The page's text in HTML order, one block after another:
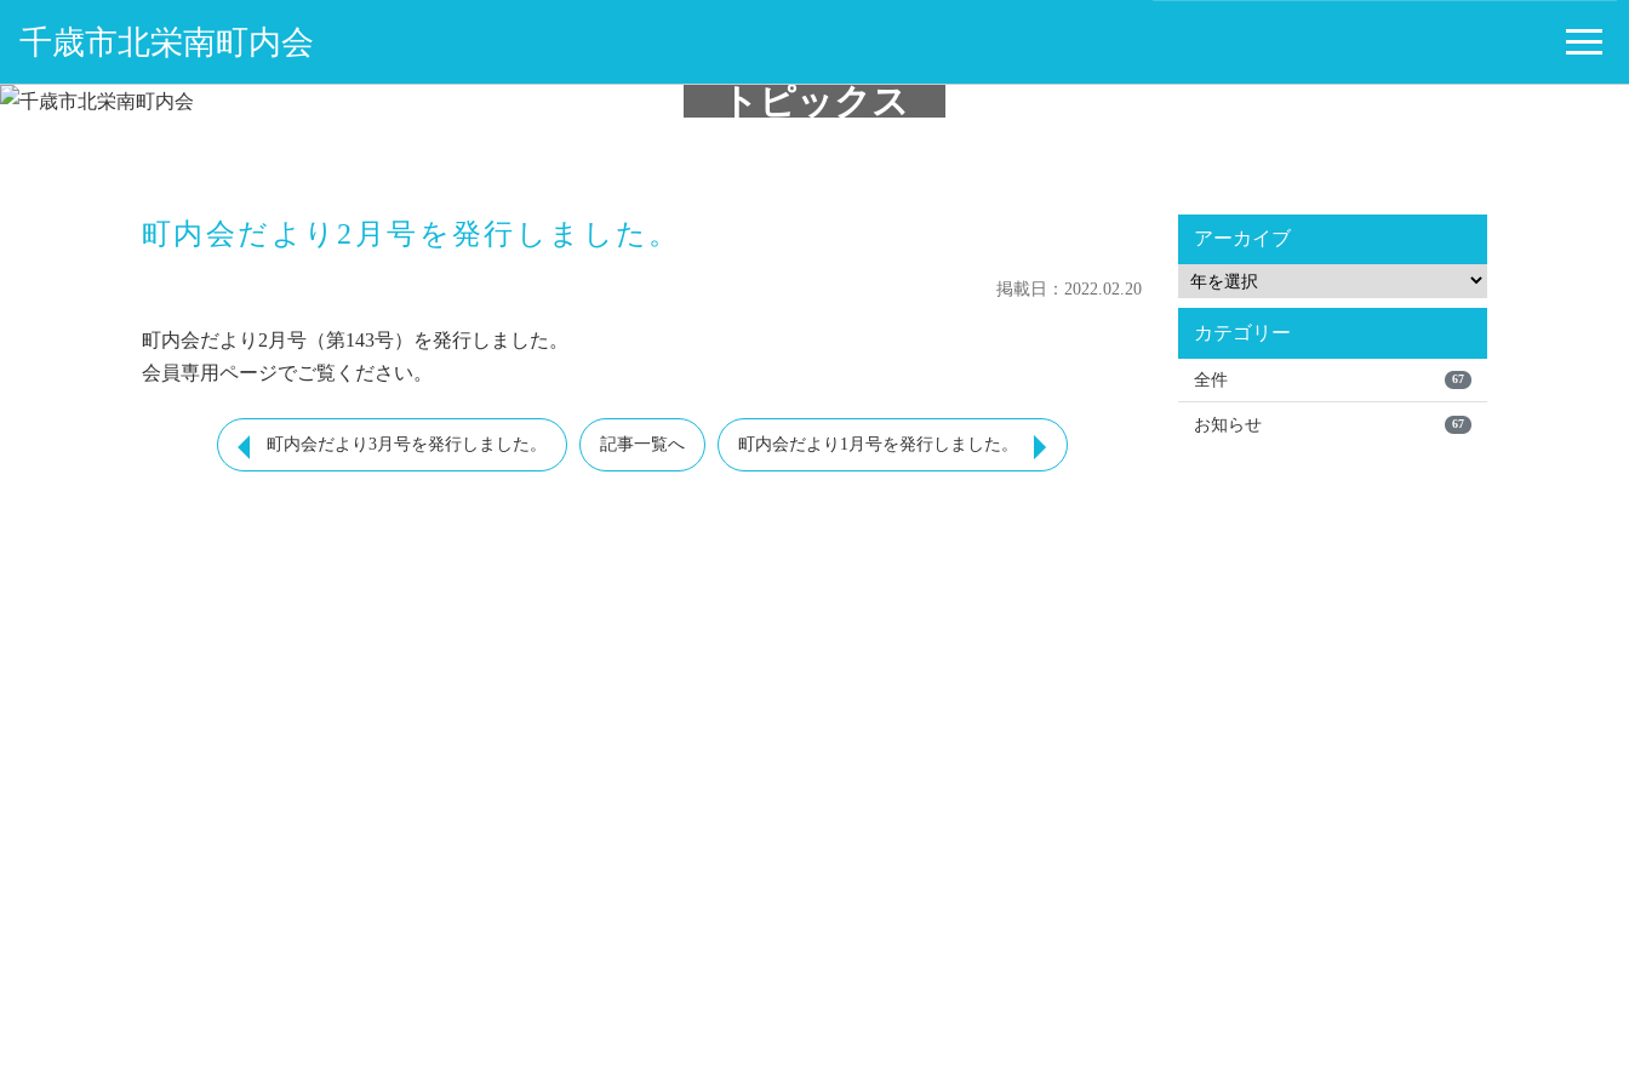
千歳市北栄南町内会
トピックス
町内会だより2月号を発行しました。
掲載日：2022.02.20
町内会だより2月号（第143号）を発行しました。
会員専用ページでご覧ください。
町内会だより3月号を発行しました。 記事一覧へ 町内会だより1月号を発行しました。
アーカイブ
カテゴリー
全件 67
お知らせ 67